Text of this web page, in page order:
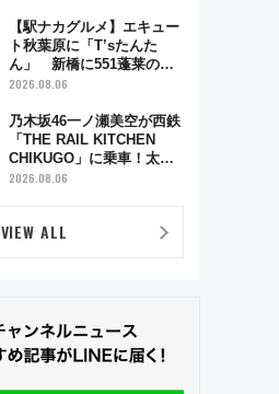
【駅ナカグルメ】エキュー
ト秋葉原に「T’sたんた
ん」 新橋に551蓬莱の
DNAを継ぐ「東京豚饅」、
まご」新グルメ続々登場！
【2026年8月】
2026.08.06
乃木坂46一ノ瀬美空が西鉄
「THE RAIL KITCHEN
CHIKUGO」に乗車！太宰
府･柳川を巡る福岡観光列
2026.08.06
VIEW ALL